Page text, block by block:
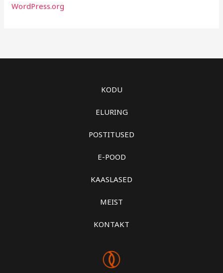
WordPress.org
KODU
ELURING
POSTITUSED
E-POOD
KAASLASED
MEIST
KONTAKT